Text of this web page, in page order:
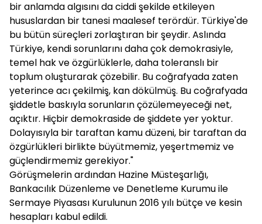
bir anlamda algısını da ciddi şekilde etkileyen
hususlardan bir tanesi maalesef terördür. Türkiye'de
bu bütün süreçleri zorlaştıran bir şeydir. Aslında
Türkiye, kendi sorunlarını daha çok demokrasiyle,
temel hak ve özgürlüklerle, daha toleranslı bir
toplum oluşturarak çözebilir. Bu coğrafyada zaten
yeterince acı çekilmiş, kan dökülmüş. Bu coğrafyada
şiddetle baskıyla sorunların çözülemeyeceği net,
açıktır. Hiçbir demokraside de şiddete yer yoktur.
Dolayısıyla bir taraftan kamu düzeni, bir taraftan da
özgürlükleri birlikte büyütmemiz, yeşertmemiz ve
güçlendirmemiz gerekiyor."
Görüşmelerin ardından Hazine Müsteşarlığı,
Bankacılık Düzenleme ve Denetleme Kurumu ile
Sermaye Piyasası Kurulunun 2016 yılı bütçe ve kesin
hesapları kabul edildi.